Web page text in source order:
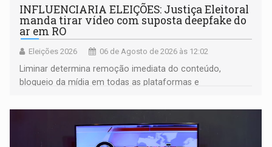
INFLUENCIARIA ELEIÇÕES: Justiça Eleitoral
manda tirar vídeo com suposta deepfake do
ar em RO
Eleições 2026 06 de Agosto de 2026 às 12:02
Liminar determina remoção imediata do conteúdo,
bloqueio da mídia em todas as plataformas e